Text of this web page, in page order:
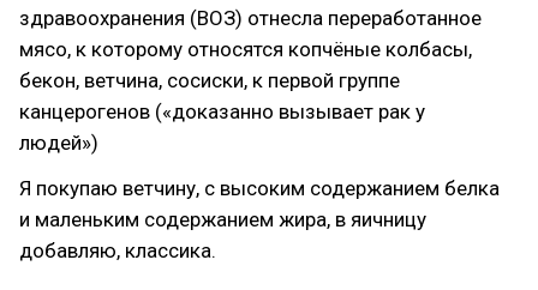
здравоохранения (ВОЗ) отнесла переработанное
мясо, к которому относятся копчёные колбасы,
бекон, ветчина, сосиски, к первой группе
канцерогенов («доказанно вызывает рак у
людей»)
Я покупаю ветчину, с высоким содержанием белка
и маленьким содержанием жира, в яичницу
добавляю, классика.